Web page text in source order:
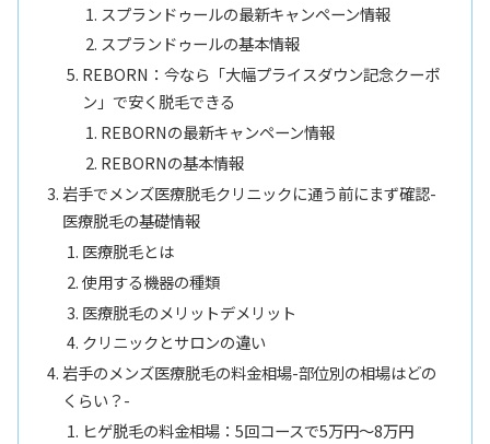
スプランドゥールの最新キャンペーン情報
スプランドゥールの基本情報
REBORN：今なら「大幅プライスダウン記念クーポ
ン」で安く脱毛できる
REBORNの最新キャンペーン情報
REBORNの基本情報
岩手でメンズ医療脱毛クリニックに通う前にまず確認-
医療脱毛の基礎情報
医療脱毛とは
使用する機器の種類
医療脱毛のメリットデメリット
クリニックとサロンの違い
岩手のメンズ医療脱毛の料金相場-部位別の相場はどの
くらい？-
ヒゲ脱毛の料金相場：5回コースで5万円〜8万円